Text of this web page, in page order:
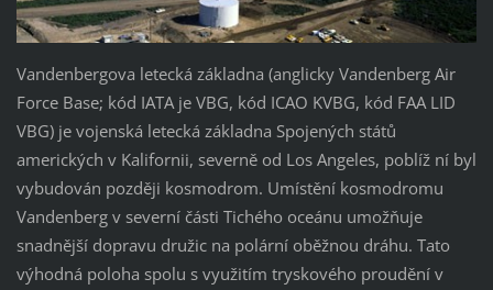
Vandenbergova letecká základna (anglicky Vandenberg Air
Force Base; kód IATA je VBG, kód ICAO KVBG, kód FAA LID
VBG) je vojenská letecká základna Spojených států
amerických v Kalifornii, severně od Los Angeles, poblíž ní byl
vybudován později kosmodrom. Umístění kosmodromu
Vandenberg v severní části Tichého oceánu umožňuje
snadnější dopravu družic na polární oběžnou dráhu. Tato
výhodná poloha spolu s využitím tryskového proudění v